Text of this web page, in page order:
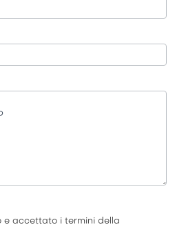
e accettato i termini della